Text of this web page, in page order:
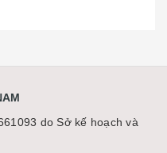
do Sở kế hoạch và